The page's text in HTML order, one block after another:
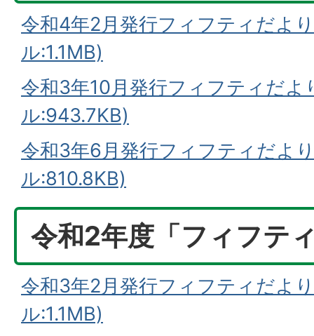
令和4年2月発行フィフティだよ
ル:1.1MB)
令和3年10月発行フィフティだよ
ル:943.7KB)
令和3年6月発行フィフティだよ
ル:810.8KB)
令和2年度「フィフテ
令和3年2月発行フィフティだよ
ル:1.1MB)